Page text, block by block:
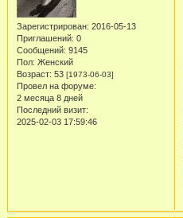
Зарегистрирован: 2016-05-13
Приглашений: 0
Сообщений: 9145
Пол: Женский
Возраст: 53 [1973-06-03]
Провел на форуме:
2 месяца 8 дней
Последний визит:
2025-02-03 17:59:46